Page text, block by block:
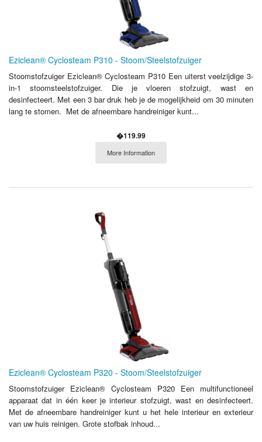
Eziclean® Cyclosteam P310 - Stoom/Steelstofzuiger
Stoomstofzuiger Eziclean® Cyclosteam P310 Een uiterst veelzijdige 3-
in-1 stoomsteelstofzuiger. Die je vloeren stofzuigt, wast en
desinfecteert. Met een 3 bar druk heb je de mogelijkheid om 30 minuten
lang te stomen. Met de afneembare handreiniger kunt...
�119.99
More Information
Eziclean® Cyclosteam P320 - Stoom/Steelstofzuiger
Stoomstofzuiger Eziclean® Cyclosteam P320 Een multifunctioneel
apparaat dat in één keer je interieur stofzuigt, wast en desinfecteert.
Met de afneembare handreiniger kunt u het hele interieur en exterieur
van uw huis reinigen. Grote stofbak inhoud...